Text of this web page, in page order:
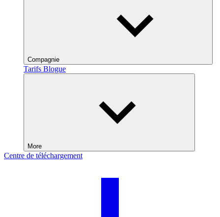
Compagnie
Tarifs Blogue
More
Centre de téléchargement